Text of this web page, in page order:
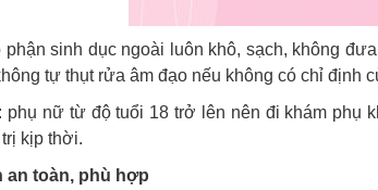
sinh dục ngoài luôn khô, sạch, không
tự thụt rửa âm đạo nếu không có chỉ định
phụ nữ từ độ tuổi 18 trở lên nên đi khám phụ
kịp thời.
an toàn, phù hợp